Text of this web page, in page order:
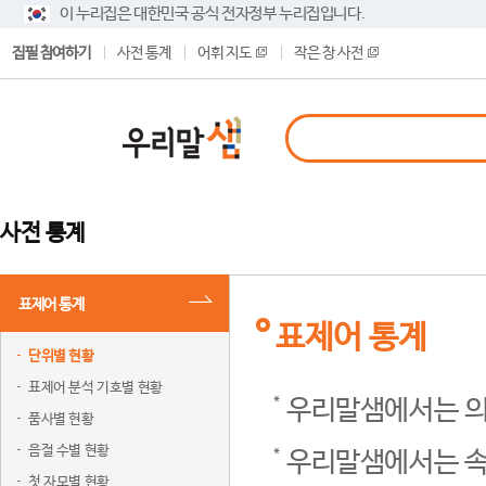
이 누리집은 대한민국 공식 전자정부 누리집입니다.
집필 참여하기 사전 통계 어휘 지도 작은 창 사전
사전 통계
표제어 통계
단위별 현황
표제어 분석 기호별 현황
품사별 현황
음절 수별 현황
첫 자모별 현황
표제어 통계
우리말샘에서는
우리말샘에서는